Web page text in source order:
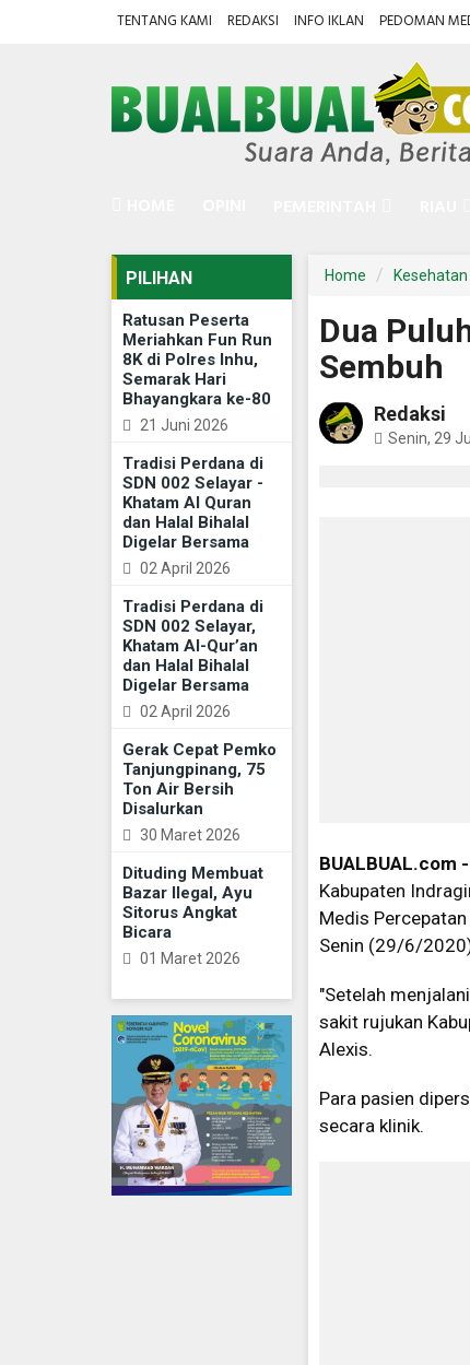
TENTANG KAMI REDAKSI INFO IKLAN PEDOMAN
PILIHAN
Ratusan Peserta
Meriahkan Fun Run
8K di Polres Inhu,
Semarak Hari
Bhayangkara ke-80
21 Juni 2026
Tradisi Perdana di
SDN 002 Selayar -
Khatam Al Quran
dan Halal Bihalal
Digelar Bersama
02 April 2026
Tradisi Perdana di
SDN 002 Selayar,
Khatam Al-Qur’an
dan Halal Bihalal
Digelar Bersama
02 April 2026
Gerak Cepat Pemko
Tanjungpinang, 75
Ton Air Bersih
Disalurkan
30 Maret 2026
Dituding Membuat
Bazar Ilegal, Ayu
Sitorus Angkat
Bicara
01 Maret 2026
Home Kesehatan
Dua
Sembuh
Redaksi
Senin, 29
BUALBUAL.com -
Kabupaten
Medis
Senin (29/6/
"Setelah
sakit rujukan
Alexis.
Para pasien
secara klinik.